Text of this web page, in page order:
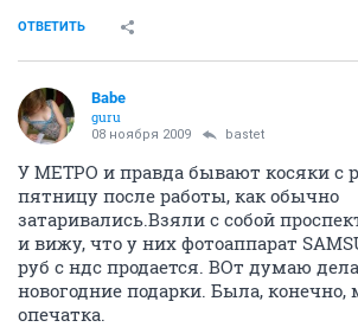
ОТВЕТИТЬ
Babe
guru
08 ноября 2009 bastet
У МЕТРО и правда бывают косяки с
пятницу после работы, как обычно
затаривались.Взяли с собой
и вижу, что у них фотоаппарат
руб с ндс продается. ВОт думаю
новогодние подарки. Была, конечно,
опечатка.